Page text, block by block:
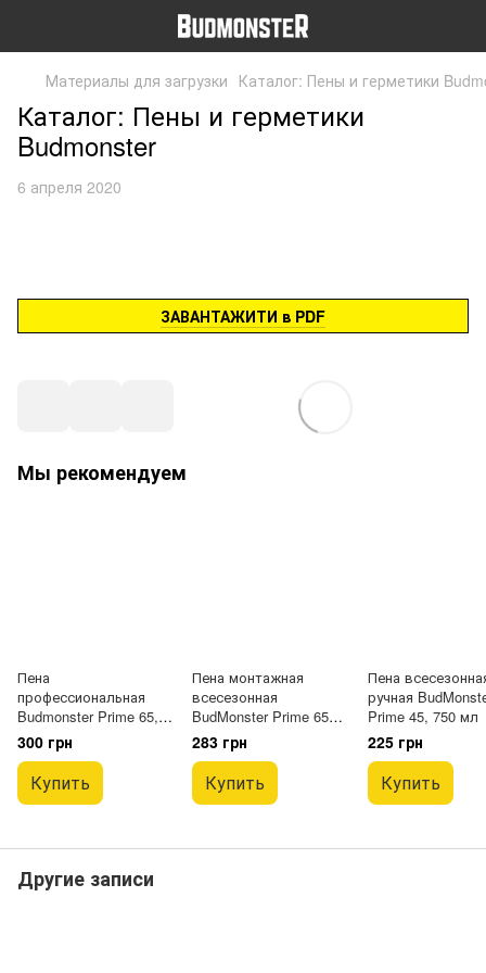
Материалы для загрузки Каталог: Пены и герметики
Каталог: Пены и герметики
Budmonster
6 апреля 2020
ЗАВАНТАЖИТИ в PDF
Мы рекомендуем
Пена
профессиональная
Budmonster Prime 65,
840 мл, 980 г
300 грн
Купить
Пена монтажная
всесезонная
BudMonster Prime 65
профессиональная,
840 мл
283 грн
Купить
Пена
ручная
Prime 45, 750 мл
225 грн
Купить
Другие записи